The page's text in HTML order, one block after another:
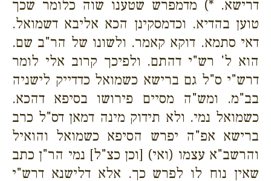
דרישא. *) מדמפרש שטענו שוה כלומר שכך
טוען בהדיא. וכדמסקינן הכא אליבא דשמואל.
דאי סתמא. דוקא קאמר. ולשונו של הר"ב שם.
הוא ל' רש"י דהתם. ולפיכך קרוב אלי לומר
דרש"י ס"ל גם ברישא כשמואל כדדייק לישניה
בב"מ. ומש"ה מסיים פירושו בסיפא דהכא.
כשמואל נמי. ולא תידוק מינה דמאן דס"ל כרב
ברישא אפ"ה יפרש הסיפא כשמואל והואיל
והרשב"א עצמו (ואי) [וכן כצ"ל] נמי הר"ן כתב
שאין נוח לו לפרש כך. אלא דלישנא דרש"י